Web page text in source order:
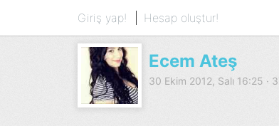
Giriş yap! Hesap oluştur!
Ecem Ateş
30 Ekim 2012, Salı 16:25 ·